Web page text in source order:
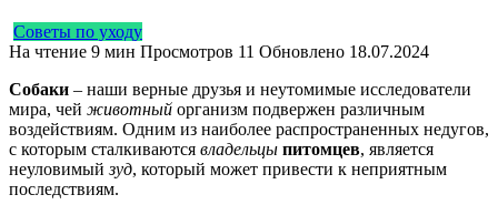
Советы по уходу
На чтение 9 мин Просмотров 11 Обновлено 18.07.2024
Собаки – наши верные друзья и неутомимые исследователи
мира, чей животный организм подвержен различным
воздействиям. Одним из наиболее распространенных недугов,
с которым сталкиваются владельцы питомцев, является
неуловимыйзуд, который может привести к неприятным
последствиям.